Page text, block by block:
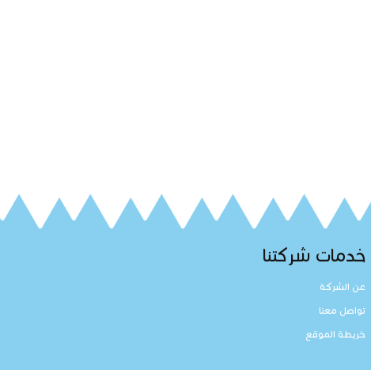
خدمات شركتنا
عن الشركة
تواصل معنا
خريطة الموقع